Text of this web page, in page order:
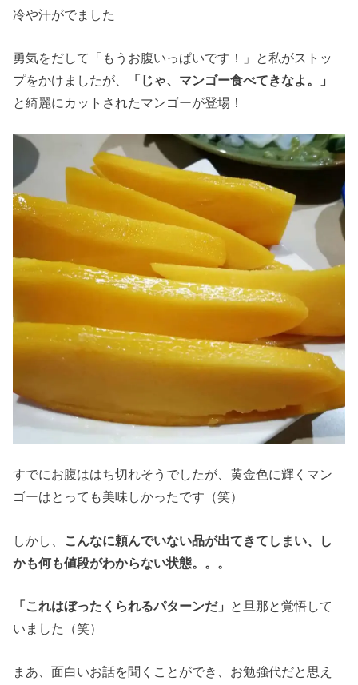
冷や汗がでました
勇気をだして「もうお腹いっぱいです！」と私がストッ
プをかけましたが、
「じゃ、マンゴー食べてきなよ。」
と綺麗にカットされたマンゴーが登場！
すでにお腹ははち切れそうでしたが、黄金色に輝くマン
ゴーはとっても美味しかったです（笑）
しかし、 こんなに頼んでいない品が出てきてしまい、し
かも何も値段がわからない状態。。。
「これはぼったくられるパターンだ」 と旦那と覚悟して
いました（笑）
まあ、面白いお話を聞くことができ、お勉強代だと思え